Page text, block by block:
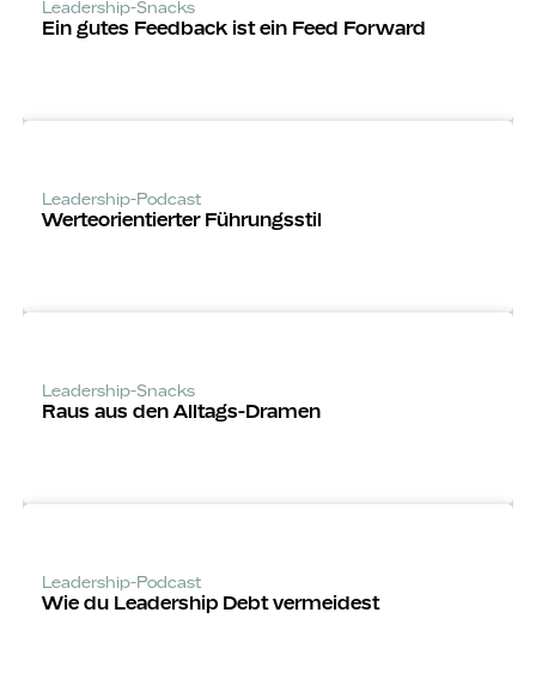
Leadership-Snacks
Ein gutes Feedback ist ein Feed Forward
Leadership-Podcast
Werte­orientierter Führungsstil
Leadership-Snacks
Raus aus den Alltags-Dramen
Leadership-Podcast
Wie du Leadership Debt vermeidest